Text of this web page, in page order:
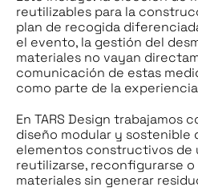
reutilizables para la
plan de recogida
el evento, la gestión del
materiales no vayan
comunicación de estas
como parte de la
En TARS Design trabajamos
diseño modular y sostenible
elementos constructivos de
reutilizarse, reconfigurarse
materiales sin generar